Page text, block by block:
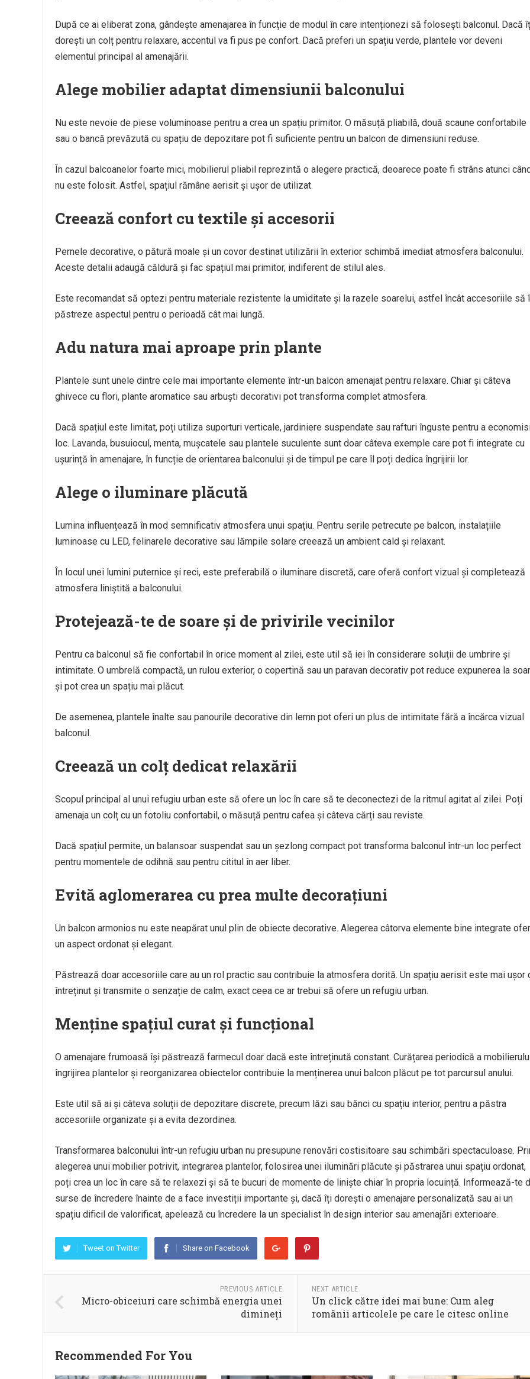
După ce ai eliberat zona, gândește amenajarea în funcție de modul în care intenționezi să folosești balconul. Dacă
dorești un colț pentru relaxare, accentul va fi pus pe confort. Dacă preferi un spațiu verde, plantele vor deveni
elementul principal al amenajării.
Alege mobilier adaptat dimensiunii balconului
Nu este nevoie de piese voluminoase pentru a crea un spațiu primitor. O măsuță pliabilă, două scaune confortabile
sau o bancă prevăzută cu spațiu de depozitare pot fi suficiente pentru un balcon de dimensiuni reduse.
În cazul balcoanelor foarte mici, mobilierul pliabil reprezintă o alegere practică, deoarece poate fi strâns atunci
nu este folosit. Astfel, spațiul rămâne aerisit și ușor de utilizat.
Creează confort cu textile și accesorii
Pernele decorative, o pătură moale și un covor destinat utilizării în exterior schimbă imediat atmosfera balconului.
Aceste detalii adaugă căldură și fac spațiul mai primitor, indiferent de stilul ales.
Este recomandat să optezi pentru materiale rezistente la umiditate și la razele soarelui, astfel încât accesoriile să
păstreze aspectul pentru o perioadă cât mai lungă.
Adu natura mai aproape prin plante
Plantele sunt unele dintre cele mai importante elemente într-un balcon amenajat pentru relaxare. Chiar și câteva
ghivece cu flori, plante aromatice sau arbuști decorativi pot transforma complet atmosfera.
Dacă spațiul este limitat, poți utiliza suporturi verticale, jardiniere suspendate sau rafturi înguste pentru a
loc. Lavanda, busuiocul, menta, mușcatele sau plantele suculente sunt doar câteva exemple care pot fi integrate cu
ușurință în amenajare, în funcție de orientarea balconului și de timpul pe care îl poți dedica îngrijirii lor.
Alege o iluminare plăcută
Lumina influențează în mod semnificativ atmosfera unui spațiu. Pentru serile petrecute pe balcon, instalațiile
luminoase cu LED, felinarele decorative sau lămpile solare creează un ambient cald și relaxant.
În locul unei lumini puternice și reci, este preferabilă o iluminare discretă, care oferă confort vizual și completează
atmosfera liniștită a balconului.
Protejează-te de soare și de privirile vecinilor
Pentru ca balconul să fie confortabil în orice moment al zilei, este util să iei în considerare soluții de umbrire și
intimitate. O umbrelă compactă, un rulou exterior, o copertină sau un paravan decorativ pot reduce expunerea la
și pot crea un spațiu mai plăcut.
De asemenea, plantele înalte sau panourile decorative din lemn pot oferi un plus de intimitate fără a încărca vizual
balconul.
Creează un colț dedicat relaxării
Scopul principal al unui refugiu urban este să ofere un loc în care să te deconectezi de la ritmul agitat al zilei. Poți
amenaja un colț cu un fotoliu confortabil, o măsuță pentru cafea și câteva cărți sau reviste.
Dacă spațiul permite, un balansoar suspendat sau un șezlong compact pot transforma balconul într-un loc perfect
pentru momentele de odihnă sau pentru cititul în aer liber.
Evită aglomerarea cu prea multe decorațiuni
Un balcon armonios nu este neapărat unul plin de obiecte decorative. Alegerea câtorva elemente bine integrate
un aspect ordonat și elegant.
Păstrează doar accesoriile care au un rol practic sau contribuie la atmosfera dorită. Un spațiu aerisit este mai ușor
întreținut și transmite o senzație de calm, exact ceea ce ar trebui să ofere un refugiu urban.
Menține spațiul curat și funcțional
O amenajare frumoasă își păstrează farmecul doar dacă este întreținută constant. Curățarea periodică a
îngrijirea plantelor și reorganizarea obiectelor contribuie la menținerea unui balcon plăcut pe tot parcursul anului.
Este util să ai și câteva soluții de depozitare discrete, precum lăzi sau bănci cu spațiu interior, pentru a păstra
accesoriile organizate și a evita dezordinea.
Transformarea balconului într-un refugiu urban nu presupune renovări costisitoare sau schimbări spectaculoase.
alegerea unui mobilier potrivit, integrarea plantelor, folosirea unei iluminări plăcute și păstrarea unui spațiu ordonat,
poți crea un loc în care să te relaxezi și să te bucuri de momente de liniște chiar în propria locuință. Informează-te
surse de încredere înainte de a face investiții importante și, dacă îți dorești o amenajare personalizată sau ai un
spațiu dificil de valorificat, apelează cu încredere la un specialist în design interior sau amenajări exterioare.
Tweet on Twitter Share on Facebook
PREVIOUS ARTICLE
Micro-obiceiuri care schimbă energia unei
dimineți
NEXT ARTICLE
Un click către idei mai bune: Cum aleg
românii articolele pe care le citesc online
Recommended For You